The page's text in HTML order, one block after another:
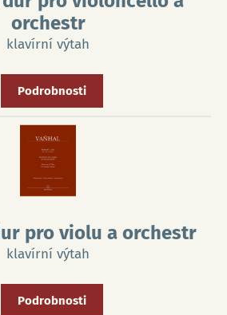
orchestr
klavírní výtah
Podrobnosti
pro violu a orchestr
klavírní výtah
Podrobnosti